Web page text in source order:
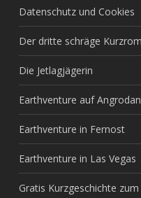
Datenschutz und Cookies
Der dritte schräge
Die Jetlagjägerin
Earthventure auf Angrodan
Earthventure in Fernost
Earthventure in Las Vegas
Gratis Kurzgeschichte